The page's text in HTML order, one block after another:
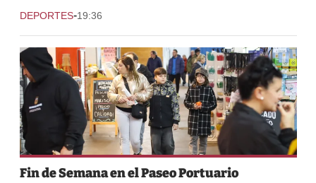
DEPORTES-19:36
Fin de Semana en el Paseo Portuario